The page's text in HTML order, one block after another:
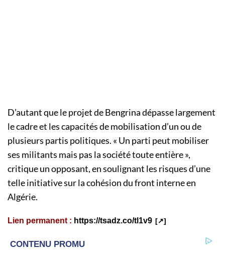
D’autant que le projet de Bengrina dépasse largement
le cadre et les capacités de mobilisation d’un ou de
plusieurs partis politiques. « Un parti peut mobiliser
ses militants mais pas la société toute entière »,
critique un opposant, en soulignant les risques d’une
telle initiative sur la cohésion du front interne en
Algérie.
Lien permanent : https://tsadz.co/tl1v9